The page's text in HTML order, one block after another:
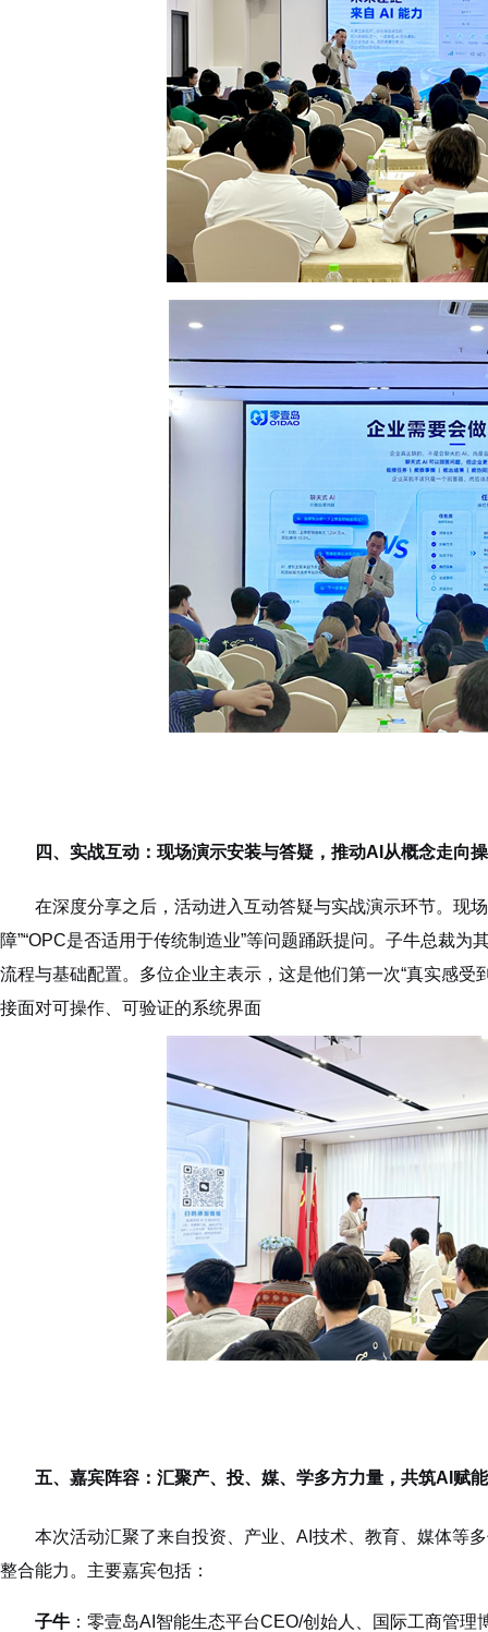
四、实战互动：现场演示安装与答疑，推动AI从概念走向
在深度分享之后，活动进入互动答疑与实战演示环节。现
障”“OPC是否适用于传统制造业”等问题踊跃提问。子牛总裁
流程与基础配置。多位企业主表示，这是他们第一次“真实感
接面对可操作、可验证的系统界面
五、嘉宾阵容：汇聚产、投、媒、学多方力量，共筑AI赋
本次活动汇聚了来自投资、产业、AI技术、教育、媒体等
整合能力。主要嘉宾包括：
子牛 ：零壹岛AI智能生态平台CEO/创始人、国际工商管